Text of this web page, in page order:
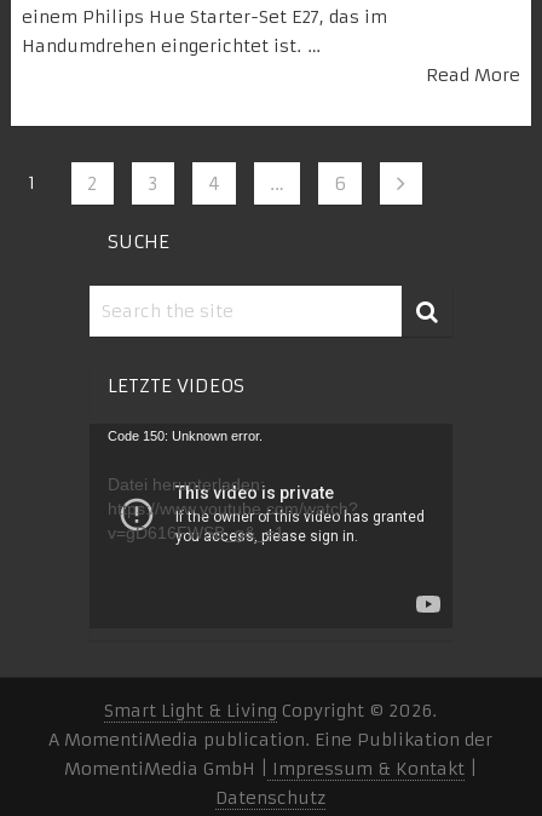
einem Philips Hue Starter-Set E27, das im
Handumdrehen eingerichtet ist. …
Read More
1 2 3 4 … 6
SUCHE
LETZTE VIDEOS
Video-
Code 150: Unknown error.
Datei herunterladen:
https://www.youtube.com/watch?
v=gD616FWSB_g&_=1
Smart Light & Living Copyright © 2026.
A MomentiMedia publication. Eine Publikation der
MomentiMedia GmbH |
Impressum & Kontakt
Datenschutz